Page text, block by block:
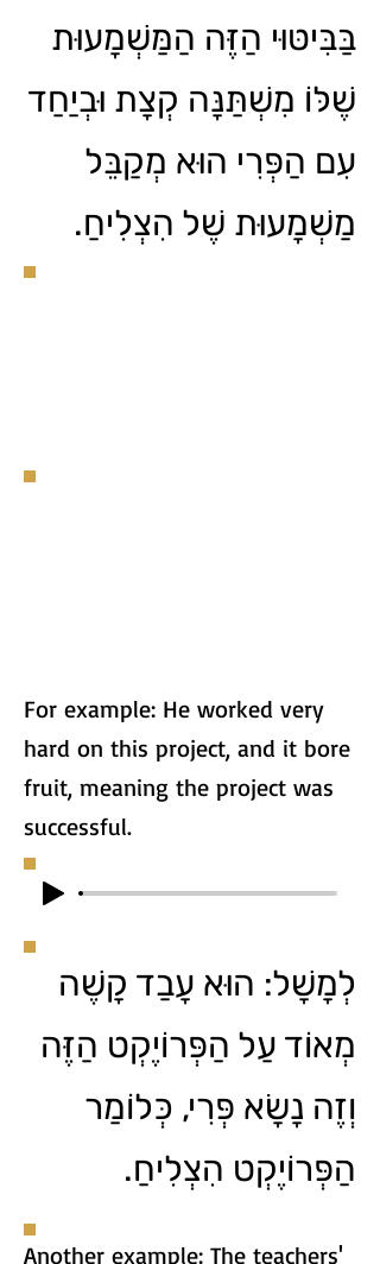
בַּבִּיטּוּי הַזֶּה הַמַּשְׁמָעוּת
שֶׁלּוֹ מִשְׁתַּנָּה קְצָת וּבְיַחַד
עִם הַפְּרִי הוּא מְקַבֵּל
מַשְׁמָעוּת שֶׁל הִצְלִיחַ.
For example: He worked very
hard on this project, and it bore
fruit, meaning the project was
successful.
לְמָשָׁל: הוּא עָבַד קָשֶׁה
מְאוֹד עַל הַפְּרוֹיֶקְט הַזֶּה
וְזֶה נָשָׂא פְּרִי, כְּלוֹמַר
הַפְּרוֹיֶקְט הִצְלִיחַ.
Another example: The teachers'